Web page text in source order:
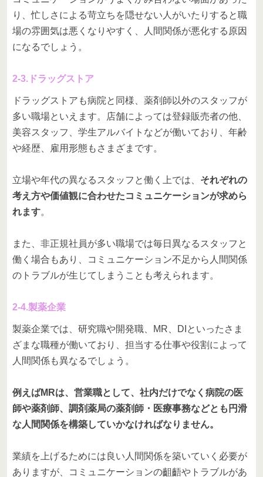
り、忙しさによる苛立ちを隠せない人がいたりすると職
場の雰囲気は悪くなりやすく、人間関係が悪化する原因
になるでしょう。
2-3.ドラッグストア
ドラッグストアも病院と同様、薬剤師以外のスタッフが
多い職場といえます。店舗によっては登録販売者の他、
美容スタッフ、学生アルバイトなどが働いており、年齢
や経歴、雇用形態もさまざまです。
立場や年代の異なるスタッフと働く上では、 それぞれの
考え方や価値観に合わせたコミュニケーションが求めら
れます。
また、非正規社員が多い職場では毎日異なるスタッフと
働く場合もあり、コミュニケーション不足から人間関係
のトラブルが生じてしまうことも考えられます。
2-4.製薬企業
製薬企業では、研究職や開発職、MR、DIといったさま
ざまな職種が働いており、担当する仕事や役割によって
人間関係も異なるでしょう。
例えばMRは、営業職として、社内だけでなく病院の医
師や薬剤師、調剤薬局の薬剤師・医療事務などとも円滑
な人間関係を構築していかなければなりません。
業績を上げるためには良い人間関係を築いていく必要が
ありますが、コミュニケーションの齟齬やトラブルがあ